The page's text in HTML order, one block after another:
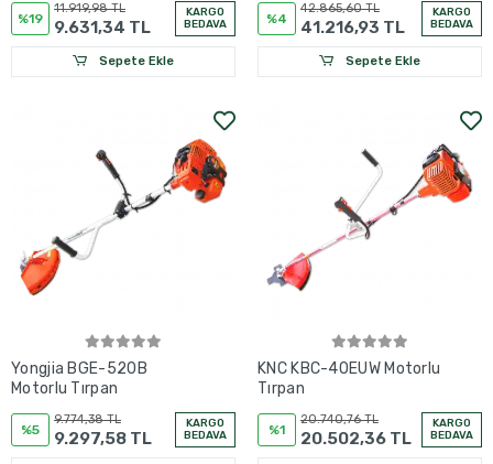
%19
11.919,98 TL
9.631,34 TL
KARGO
BEDAVA
Sepete Ekle
%4
42.865,60 TL
41.216,93 TL
KARGO
BEDAVA
Sepete Ekle
Yongjia BGE-520B
Motorlu Tırpan
%5
9.774,38 TL
9.297,58 TL
KARGO
BEDAVA
KNC KBC-40EUW Motorlu
Tırpan
%1
20.740,76 TL
20.502,36 TL
KARGO
BEDAVA